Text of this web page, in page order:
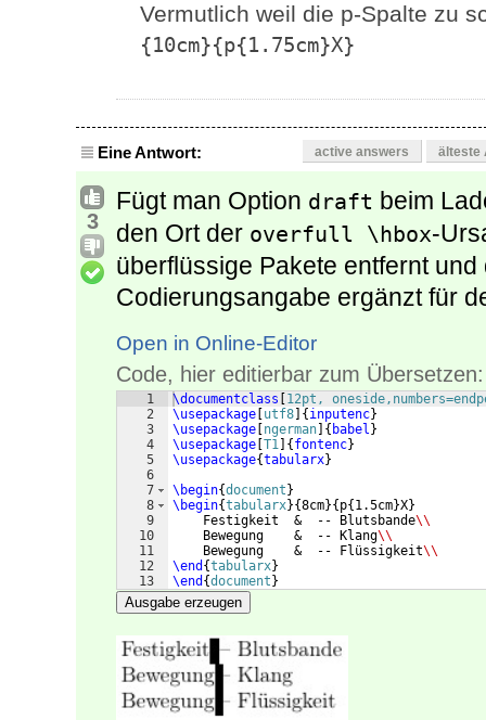
Vermutlich weil die p-Spalte zu
{10cm}{p{1.75cm}X}
Eine Antwort: active answers älteste
3
Fügt man Option draft beim
den Ort der overfull \hbox-
überflüssige Pakete entfernt
Codierungsangabe ergänzt für
Open in Online-Editor
Code, hier editierbar zum Übersetzen:
1
2
3
4
5
6
7
8
9
10
11
12
13
\documentclass
12pt,
\usepackage utf8 { inputenc}
\usepackage ngerman { babel }
\usepackage T1 { fontenc}
\usepackage{tabularx}
\begin{document }
\begin{tabularx}{8cm}{ p{ 1.5cm}X}
    Festigkeit  &  -- Blutsbande
\\
    Bewegung    &  -- Klang
\\
    Bewegung    &  -- Flüssigkeit
\\
\end {tabularx}
\end {document }
Ausgabe erzeugen